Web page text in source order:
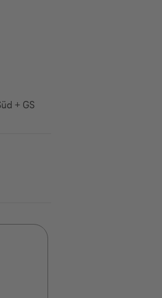
+ GS